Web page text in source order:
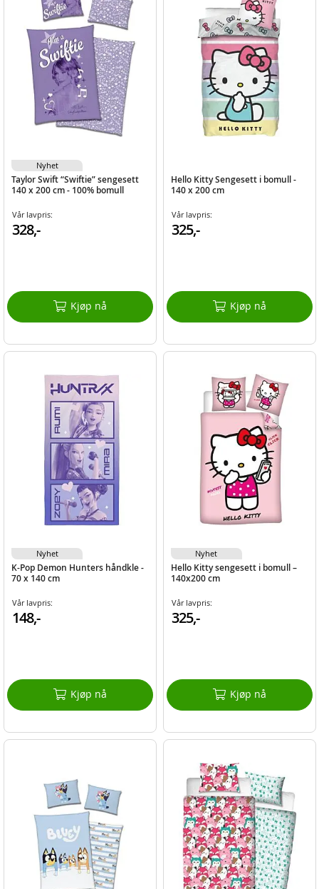
Taylor Swift “Swiftie” sengesett
140 x 200 cm - 100% bomull
Vår lavpris:
328,-
Kjøp nå
Nyhet
Hello Kitty Sengesett i bomull -
140 x 200 cm
Vår lavpris:
325,-
Kjøp nå
K-Pop Demon Hunters håndkle -
70 x 140 cm
Vår lavpris:
148,-
Kjøp nå
Nyhet
Hello Kitty sengesett i bomull –
140x200 cm
Vår lavpris:
325,-
Kjøp nå
Nyhet